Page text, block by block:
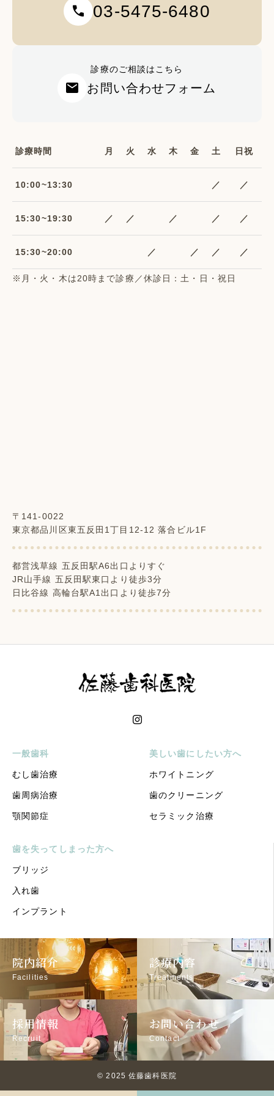
call 03-5475-6480
診療のご相談はこちら
mail お問い合わせフォーム
診療時間 月 火 水 木 金 土 日祝
10:00~13:30 ／ ／
15:30~19:30 ／ ／ ／ ／ ／
15:30~20:00 ／ ／ ／ ／
※月・火・木は20時まで診療／休診日：土・日・祝日
〒141-0022
東京都品川区東五反田1丁目12-12 落合ビル1F
都営浅草線 五反田駅A6出口よりすぐ
JR山手線 五反田駅東口より徒歩3分
日比谷線 高輪台駅A1出口より徒歩7分
一般歯科
むし歯治療
歯周病治療
顎関節症
美しい歯にしたい方へ
ホワイトニング
歯のクリーニング
セラミック治療
歯を失ってしまった方へ
ブリッジ
入れ歯
インプラント
院内紹介
Facilities
診療内容
Treatments
採用情報
Recruit
お問い合わせ
Contact
© 2025 佐藤歯科医院